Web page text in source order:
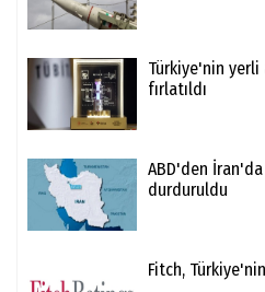
Türkiye'nin
fırlatıldı
ABD'den
durduruldu
Fitch,